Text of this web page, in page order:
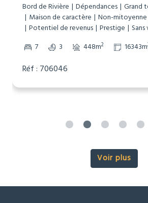
Bord de Rivière Dépendances Grand
Maison de caractère
Non-mitoyenne
Potentiel de revenus Prestige
7
3 448m2 16343m
Réf : 706046
Voir plus